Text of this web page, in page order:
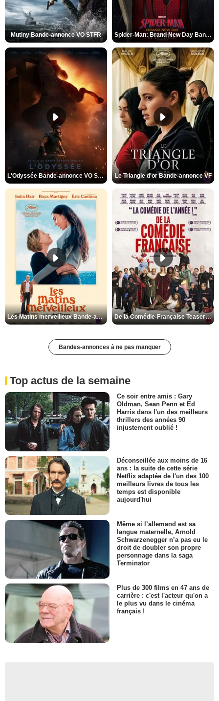
Mutiny Bande-annonce VO STFR Spider-Man: Brand New Day Bande-annonce VO STFR
L'Odyssée Bande-annonce VO STFR Le Triangle d'or Bande-annonce VF
Les Matins merveilleux Bande-annonce VF De la Comédie-Française Teaser VF
Bandes-annonces à ne pas manquer
Top actus de la semaine
Ce soir entre amis : Gary
Oldman, Sean Penn et Ed
Harris dans l'un des meilleurs
thrillers des années 90
injustement oublié !
Déconseillée aux moins de 16
ans : la suite de cette série
Netflix adaptée de l'un des 100
meilleurs livres de tous les
temps est disponible
aujourd'hui
Même si l’allemand est sa
langue maternelle, Arnold
Schwarzenegger n’a pas eu le
droit de doubler son propre
personnage dans la saga
Terminator
Plus de 300 films en 47 ans de
carrière : c'est l'acteur qu'on a
le plus vu dans le cinéma
français !